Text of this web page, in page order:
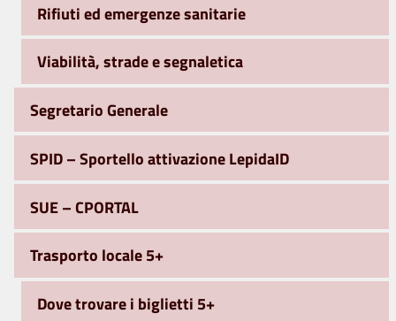
Rifiuti ed emergenze sanitarie
Viabilità, strade e segnaletica
Segretario Generale
SPID – Sportello attivazione LepidaID
SUE – CPORTAL
Trasporto locale 5+
Dove trovare i biglietti 5+